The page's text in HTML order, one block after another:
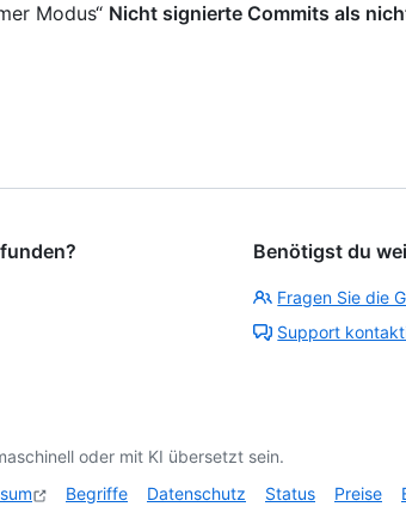
Modus“ Nicht signierte Commits als
Benötigst du
Fragen Sie die
Support
oder mit KI übersetzt sein.
Begriffe Datenschutz Status Preise